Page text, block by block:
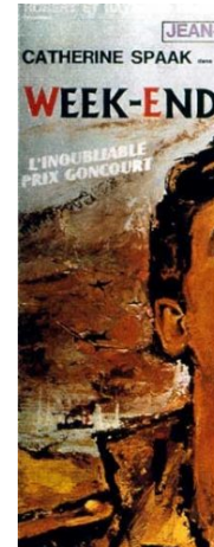
Kostuumdrama
Misdaad
Musical
Oorlogsfilm
Romantische komedie
Thriller